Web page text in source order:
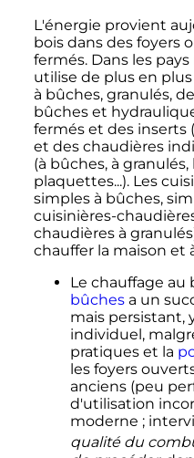
L'énergie provient
bois dans des foyers
fermés. Dans les
utilise de plus en
à bûches, granulés,
bûches et
fermés et des inserts
et des chaudières
(à bûches, à
plaquettes...). Les
simples à bûches,
cuisinières-
chaudières à
chauffer la maison et
Le chauffage au
bûchesa un
mais persistant,
individuel,
pratiques et la
les foyers
anciens (peu
d'utilisation
moderne ;
qualité du